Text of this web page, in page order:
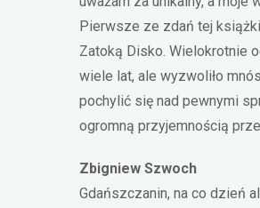
Pierwsze ze zdań tej
Zatoką Disko. Wielokrotnie
wiele lat, ale wyzwoliło
pochylić się nad pewnymi
ogromną przyjemnością
Zbigniew Szwoch
Gdańszczanin, na co dzień